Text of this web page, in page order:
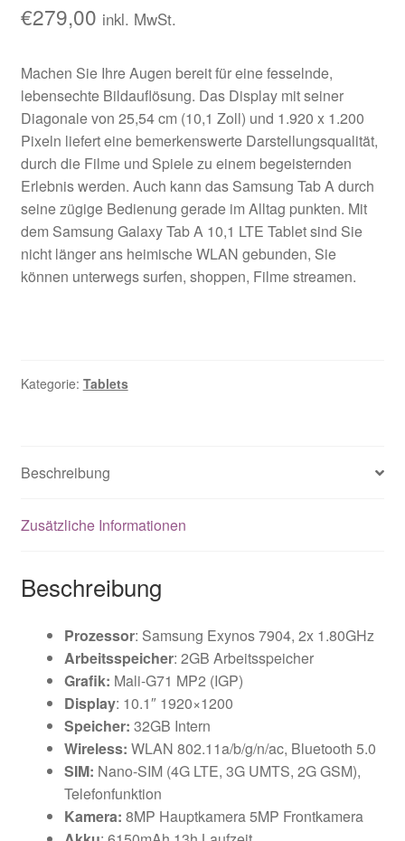
€279,00 inkl. MwSt.
Machen Sie Ihre Augen bereit für eine fesselnde,
lebensechte Bildauflösung. Das Display mit seiner
Diagonale von 25,54 cm (10,1 Zoll) und 1.920 x 1.200
Pixeln liefert eine bemerkenswerte Darstellungsqualität,
durch die Filme und Spiele zu einem begeisternden
Erlebnis werden. Auch kann das Samsung Tab A durch
seine zügige Bedienung gerade im Alltag punkten. Mit
dem Samsung Galaxy Tab A 10,1 LTE Tablet sind Sie
nicht länger ans heimische WLAN gebunden, Sie
können unterwegs surfen, shoppen, Filme streamen.
Kategorie: Tablets
Beschreibung
Zusätzliche Informationen
Beschreibung
Prozessor: Samsung Exynos 7904, 2x 1.80GHz
Arbeitsspeicher: 2GB Arbeitsspeicher
Grafik: Mali-G71 MP2 (IGP)
Display: 10.1″ 1920×1200
Speicher: 32GB Intern
Wireless: WLAN 802.11a/​b/​g/​n/​ac, Bluetooth 5.0
SIM: Nano-SIM (4G LTE, 3G UMTS, 2G GSM),
Telefonfunktion
Kamera: 8MP Hauptkamera 5MP Frontkamera